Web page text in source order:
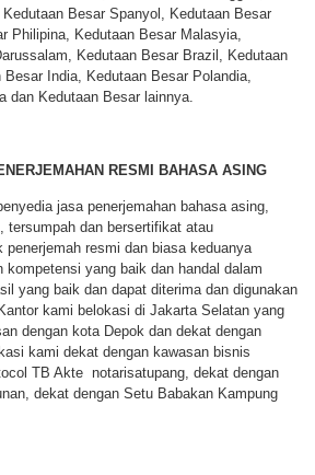
Besar Spanyol, Kedutaan Besar
Philipina, Kedutaan Besar Malasyia,
Kedutaan Besar Brazil, Kedutaan
Besar India, Kedutaan Besar Polandia,
dan Kedutaan Besar lainnya.
RESMI BAHASA ASING
jasa penerjemahan bahasa asing,
tersumpah dan bersertifikat atau
penerjemah resmi dan biasa keduanya
kompetensi yang baik dan handal dalam
yang baik dan dapat diterima dan digunakan
kami belokasi di Jakarta Selatan yang
dengan kota Depok dan dekat dengan
kami dekat dengan kawasan bisnis
TB Akte notarisatupang, dekat dengan
dekat dengan Setu Babakan Kampung